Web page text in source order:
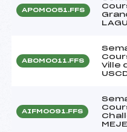
APOM0051.FFS
ABOM0011.FFS
Ville
AIFM0091.FFS